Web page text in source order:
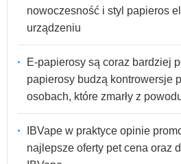
nowoczesność i styl papieros
urządzeniu
E-papierosy są coraz bardziej
papierosy budzą kontrowersje
osobach, które zmarły z
IBVape w praktyce opinie
najlepsze oferty pet cena oraz